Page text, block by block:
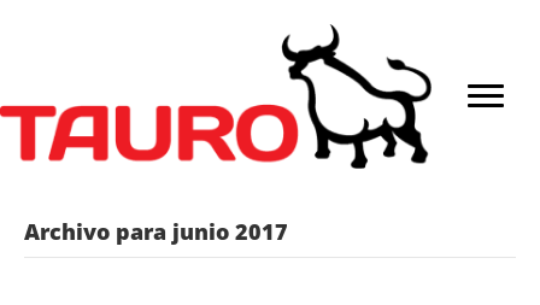
Archivo para junio 2017